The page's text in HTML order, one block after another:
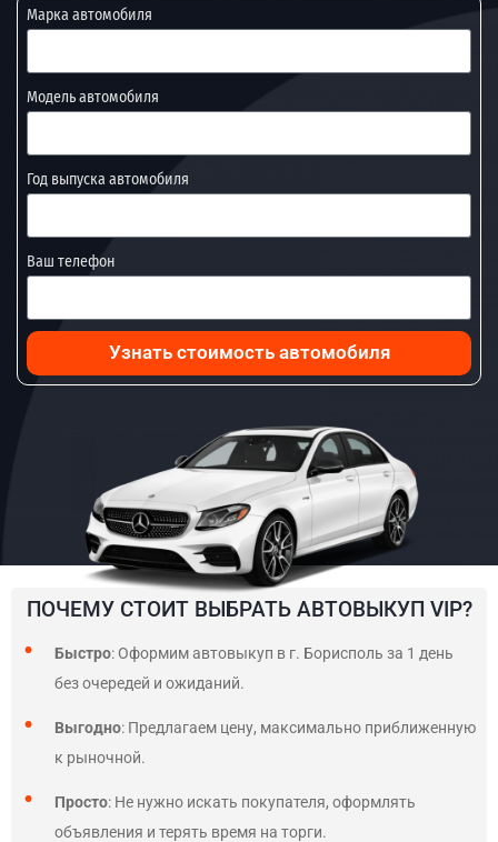
Марка автомобиля
Модель автомобиля
Год выпуска автомобиля
Ваш телефон
Узнать стоимость автомобиля
ПОЧЕМУ СТОИТ ВЫБРАТЬ АВТОВЫКУП VIP?
Быстро: Оформим автовыкуп в г. Борисполь за 1 день
без очередей и ожиданий.
Выгодно: Предлагаем цену, максимально приближенную
к рыночной.
Просто: Не нужно искать покупателя, оформлять
объявления и терять время на торги.